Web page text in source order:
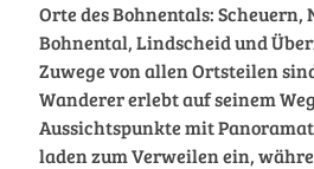
Orte des Bohnentals: Scheuern,
Bohnental, Lindscheid und
Zuwege von allen Ortsteilen
Wanderer erlebt auf seinem
Aussichtspunkte mit
laden zum Verweilen ein,